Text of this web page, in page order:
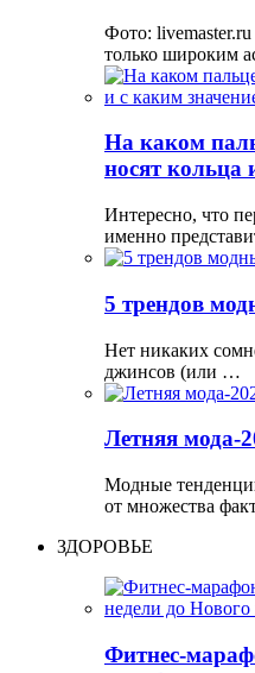
Фото:
только широким
На каком
носят кольца
Интересно, что
именно
5 трендов
Нет никаких
джинсов (или …
Летняя мода-
Модные
от множества
ЗДОРОВЬЕ
Фитнес-